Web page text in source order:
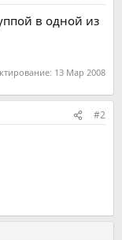
в одной из
13 Мар 2008
#2